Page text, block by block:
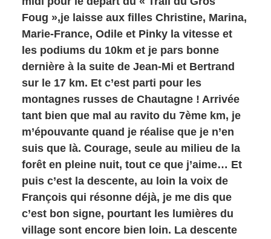
Foug »,je laisse aux filles Christine, Marina,
Marie-France, Odile et Pinky la vitesse et
les podiums du 10km et je pars bonne
dernière à la suite de Jean-Mi et Bertrand
sur le 17 km. Et c’est parti pour les
montagnes russes de Chautagne ! Arrivée
tant bien que mal au ravito du 7ème km, je
m’épouvante quand je réalise que je n’en
suis que là. Courage, seule au milieu de la
forêt en pleine nuit, tout ce que j’aime… Et
puis c’est la descente, au loin la voix de
François qui résonne déjà, je me dis que
c’est bon signe, pourtant les lumières du
village sont encore bien loin. La descente